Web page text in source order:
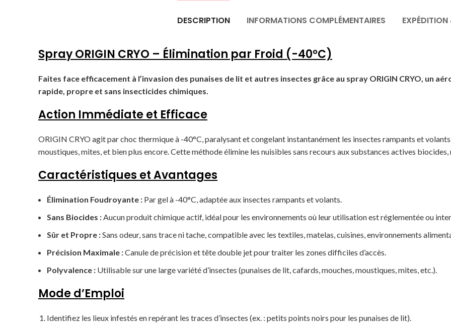
DESCRIPTION INFORMATIONS COMPLÉMENTAIRES
Spray ORIGIN CRYO – Élimination par Froid (-40°C)
Faites face efficacement à l’invasion des punaises de lit et autres insectes grâce au spray ORIGIN CRYO, un
rapide, propre et sans insecticides chimiques.
Action Immédiate et Efficace
ORIGIN CRYO agit par choc thermique à -40°C, paralysant et congelant instantanément les insectes rampants et
moustiques, mites, et bien plus encore. Cette méthode élimine les nuisibles sans recours aux substances actives
Caractéristiques et Avantages
Élimination Foudroyante : Par gel à -40°C, adaptée aux insectes rampants et volants.
Sans Biocides :Aucun produit chimique actif, idéal pour les environnements où leur utilisation est réglementée ou
Sûr et Propre :Sans odeur, sans trace ni tache, compatible avec les textiles, matelas, cuisines, environnements
Précision Maximale :Canule de précision et tête double jet pour traiter les zones difficiles d’accès.
Polyvalence : Utilisable sur une large variété d’insectes (punaises de lit, cafards, mouches, moustiques, mites, etc.).
Mode d’Emploi
Identifiez les lieux infestés en repérant les traces d’insectes (ex. : petits points noirs pour les punaises de lit).